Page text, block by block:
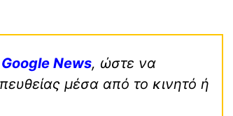
News, ώστε να
μέσα από το κινητό ή